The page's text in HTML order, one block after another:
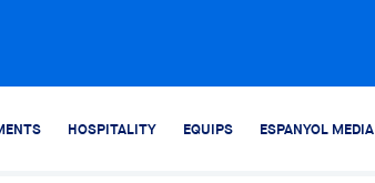
HOSPITALITY EQUIPS ESPANYOL MEDIA